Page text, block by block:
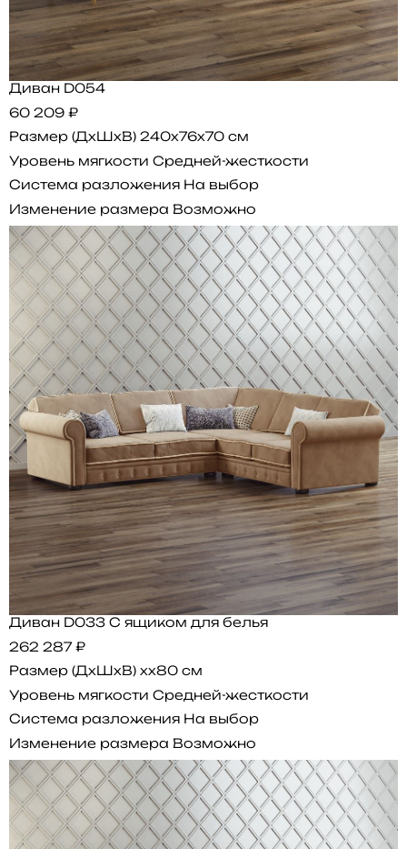
Диван D054
60 209 ₽
Размер (ДхШхВ) 240x76x70 см
Уровень мягкости Средней-жесткости
Система разложения На выбор
Изменение размера Возможно
Диван D033 С ящиком для белья
262 287 ₽
Размер (ДхШхВ) xx80 см
Уровень мягкости Средней-жесткости
Система разложения На выбор
Изменение размера Возможно